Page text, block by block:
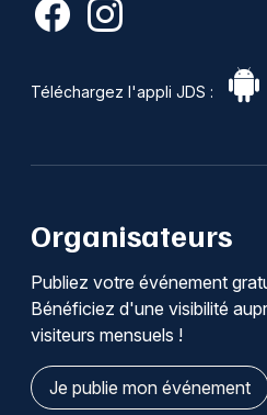
Téléchargez l'appli JDS :
Organisateurs
Publiez votre événement
Bénéficiez d'une visibilité
visiteurs mensuels !
Je publie mon événement